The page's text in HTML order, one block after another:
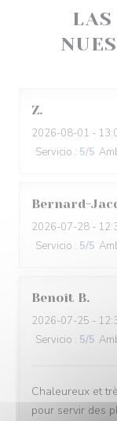
Z
2026-08-01 -
Servicio : 5/5
Bernard-
2026-07-28 -
Servicio : 5/5
Benoît B
2026-07-25 -
Servicio : 5/5
Chaleureux et
pour servir des